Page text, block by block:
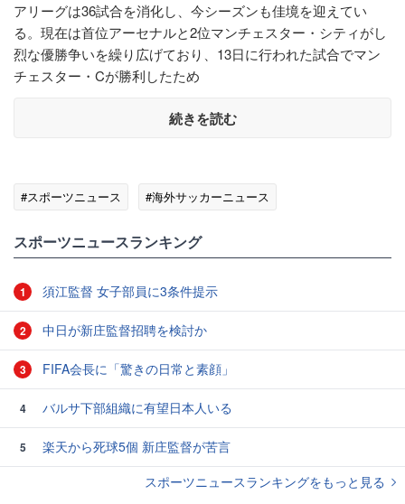
アリーグは36試合を消化し、今シーズンも佳境を迎えてい
る。現在は首位アーセナルと2位マンチェスター・シティがし
烈な優勝争いを繰り広げており、13日に行われた試合でマン
チェスター・Cが勝利したため
続きを読む
#スポーツニュース #海外サッカーニュース
スポーツニュースランキング
1 須江監督 女子部員に3条件提示
2 中日が新庄監督招聘を検討か
3 FIFA会長に「驚きの日常と素顔」
4 バルサ下部組織に有望日本人いる
5
楽天から死球5個 新庄監督が苦言
スポーツニュースランキングをもっと見る